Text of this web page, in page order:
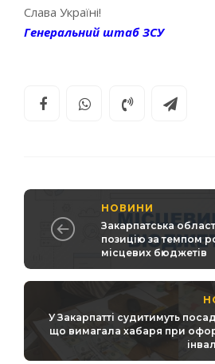
Слава Україні!
Генеральний штаб ЗСУ
НОВИНИ
Закарпатська
позицію за темпом
місцевих бюджетів
У Закарпатті судитимуть
що вимагала хабаря при